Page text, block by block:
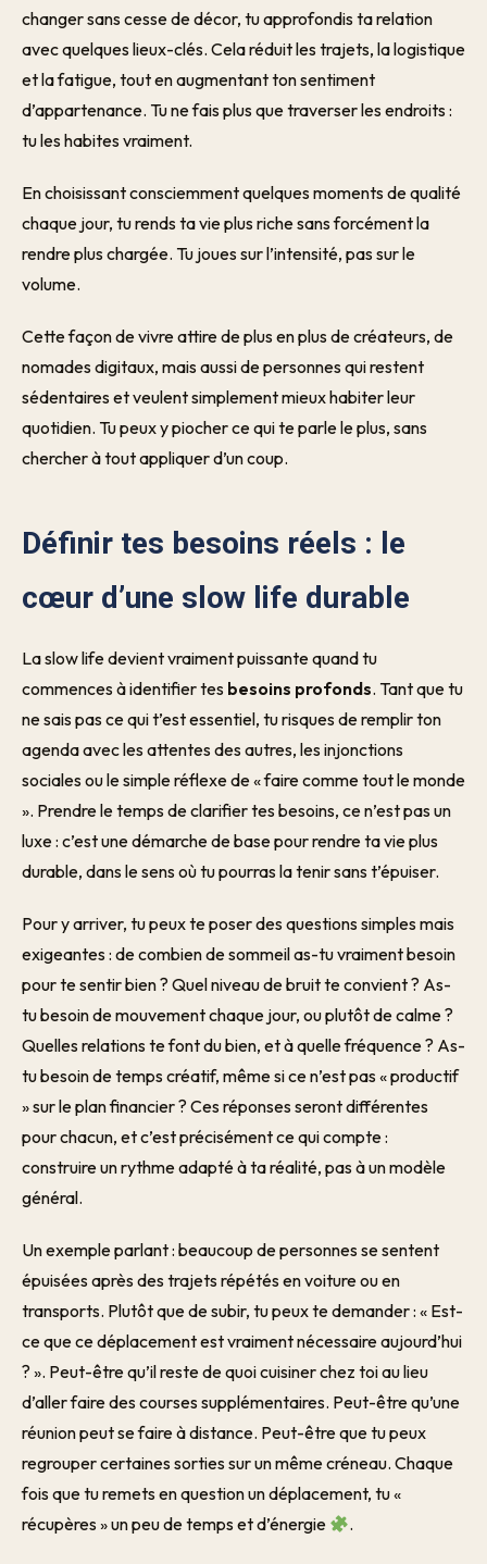
changer sans cesse de décor, tu approfondis ta relation
avec quelques lieux-clés. Cela réduit les trajets, la logistique
et la fatigue, tout en augmentant ton sentiment
d’appartenance. Tu ne fais plus que traverser les endroits :
tu les habites vraiment.
En choisissant consciemment quelques moments de qualité
chaque jour, tu rends ta vie plus riche sans forcément la
rendre plus chargée. Tu joues sur l’intensité, pas sur le
volume.
Cette façon de vivre attire de plus en plus de créateurs, de
nomades digitaux, mais aussi de personnes qui restent
sédentaires et veulent simplement mieux habiter leur
quotidien. Tu peux y piocher ce qui te parle le plus, sans
chercher à tout appliquer d’un coup.
Définir tes besoins réels : le
cœur d’une slow life durable
La slow life devient vraiment puissante quand tu
commences à identifier tes besoins profonds. Tant que tu
ne sais pas ce qui t’est essentiel, tu risques de remplir ton
agenda avec les attentes des autres, les injonctions
sociales ou le simple réflexe de « faire comme tout le monde
». Prendre le temps de clarifier tes besoins, ce n’est pas un
luxe : c’est une démarche de base pour rendre ta vie plus
durable, dans le sens où tu pourras la tenir sans t’épuiser.
Pour y arriver, tu peux te poser des questions simples mais
exigeantes : de combien de sommeil as-tu vraiment besoin
pour te sentir bien ? Quel niveau de bruit te convient ? As-
tu besoin de mouvement chaque jour, ou plutôt de calme ?
Quelles relations te font du bien, et à quelle fréquence ? As-
tu besoin de temps créatif, même si ce n’est pas « productif
» sur le plan financier ? Ces réponses seront différentes
pour chacun, et c’est précisément ce qui compte :
construire un rythme adapté à ta réalité, pas à un modèle
général.
Un exemple parlant : beaucoup de personnes se sentent
épuisées après des trajets répétés en voiture ou en
transports. Plutôt que de subir, tu peux te demander : « Est-
ce que ce déplacement est vraiment nécessaire aujourd’hui
? ». Peut-être qu’il reste de quoi cuisiner chez toi au lieu
d’aller faire des courses supplémentaires. Peut-être qu’une
réunion peut se faire à distance. Peut-être que tu peux
regrouper certaines sorties sur un même créneau. Chaque
fois que tu remets en question un déplacement, tu «
récupères » un peu de temps et d’énergie
.